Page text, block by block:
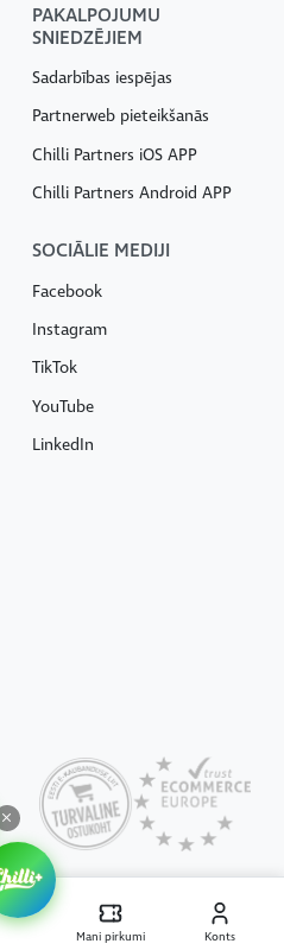
Mani pirkumi Konts
PAKALPOJUMU
SNIEDZĒJIEM
Sadarbības iespējas
Partnerweb pieteikšanās
Chilli Partners iOS APP
Chilli Partners Android APP
SOCIĀLIE MEDIJI
Facebook
Instagram
TikTok
YouTube
LinkedIn